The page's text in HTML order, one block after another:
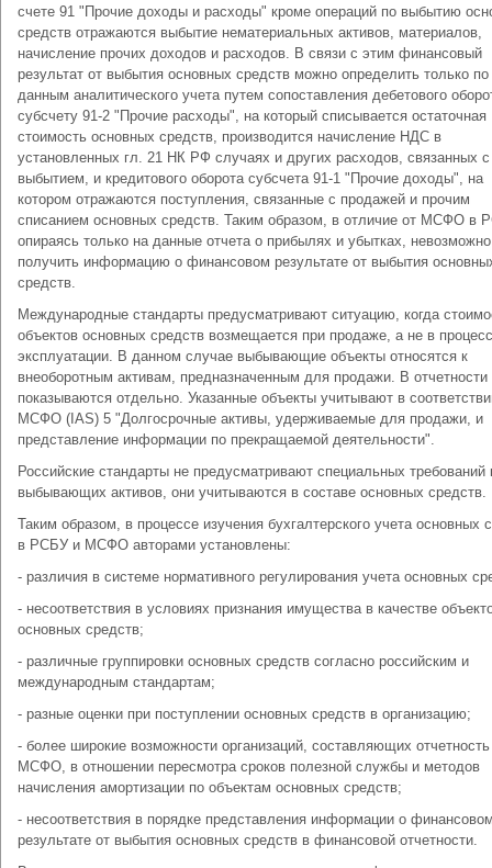
счете 91 "Прочие доходы и расходы" кроме операций по выбытию
средств отражаются выбытие нематериальных активов, материалов,
начисление прочих доходов и расходов. В связи с этим финансовый
результат от выбытия основных средств можно определить только по
данным аналитического учета путем сопоставления дебетового
субсчету 91-2 "Прочие расходы", на который списывается остаточная
стоимость основных средств, производится начисление НДС в
установленных гл. 21 НК РФ случаях и других расходов, связанных
выбытием, и кредитового оборота субсчета 91-1 "Прочие доходы", на
котором отражаются поступления, связанные с продажей и прочим
списанием основных средств. Таким образом, в отличие от МСФО в
опираясь только на данные отчета о прибылях и убытках, невозможно
получить информацию о финансовом результате от выбытия
средств.
Международные стандарты предусматривают ситуацию, когда
объектов основных средств возмещается при продаже, а не в
эксплуатации. В данном случае выбывающие объекты относятся к
внеоборотным активам, предназначенным для продажи. В отчетности
показываются отдельно. Указанные объекты учитывают в
МСФО (IAS) 5 "Долгосрочные активы, удерживаемые для продажи, и
представление информации по прекращаемой деятельности".
Российские стандарты не предусматривают специальных требований
выбывающих активов, они учитываются в составе основных средств.
Таким образом, в процессе изучения бухгалтерского учета основных
в РСБУ и МСФО авторами установлены:
- различия в системе нормативного регулирования учета основных
- несоответствия в условиях признания имущества в качестве
основных средств;
- различные группировки основных средств согласно российским и
международным стандартам;
- разные оценки при поступлении основных средств в организацию;
- более широкие возможности организаций, составляющих
МСФО, в отношении пересмотра сроков полезной службы и методов
начисления амортизации по объектам основных средств;
- несоответствия в порядке представления информации о
результате от выбытия основных средств в финансовой отчетности.